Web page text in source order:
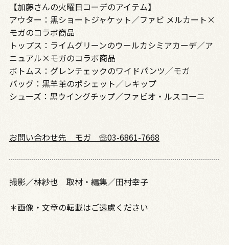
【加藤さんの火曜日コーデのアイテム】
アウター：黒ショートジャケット／ファビ メルカート×
モガのコラボ商品
トップス：ライムグリーンのウールカシミアカーデ／ア
ニュアル×モガのコラボ商品
ボトムス：グレンチェックのワイドパンツ／モガ
バッグ：黒羊革のポシェット／レキップ
シューズ：黒ウイングチップ／ファビオ・ルスコーニ
お問い合わせ先 モガ ☏03-6861-7668
撮影／林紗也 取材・編集／田村幸子
＊画像・文章の転載はご遠慮ください